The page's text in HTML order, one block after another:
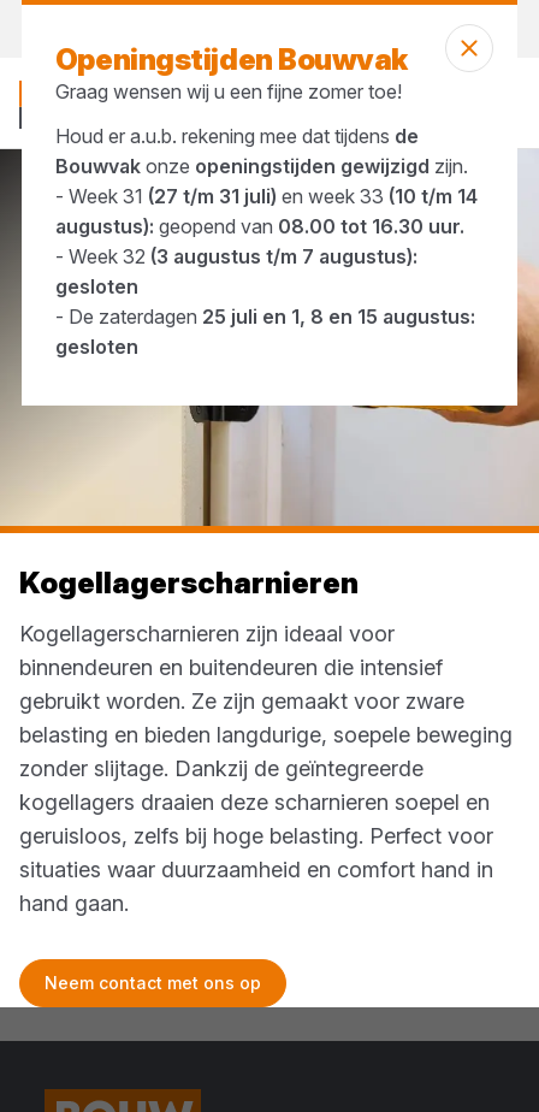
... Kogellagerscharnieren
Kogellagerscharnieren
Kogellagerscharnieren zijn ideaal voor
binnendeuren en buitendeuren die intensief
gebruikt worden. Ze zijn gemaakt voor zware
belasting en bieden langdurige, soepele beweging
zonder slijtage. Dankzij de geïntegreerde
kogellagers draaien deze scharnieren soepel en
geruisloos, zelfs bij hoge belasting. Perfect voor
situaties waar duurzaamheid en comfort hand in
hand gaan.
Neem contact met ons op
Openingstijden Bouwvak
Graag wensen wij u een fijne zomer toe!
Houd er a.u.b. rekening mee dat tijdens de
Bouwvakonze openingstijden gewijzigd zijn.
- Week 31 (27 t/m 31 juli) en week 33 (10 t/m 14
augustus): geopend van 08.00 tot 16.30 uur.
- Week 32 (3 augustus t/m 7 augustus):
gesloten
- De zaterdagen 25 juli en 1, 8 en 15 augustus:
gesloten